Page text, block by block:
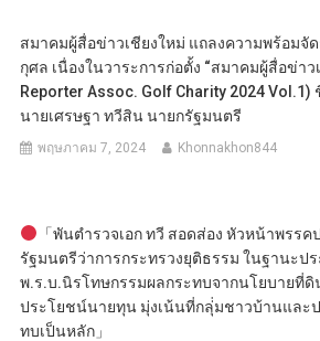
สมาคมผู้สื่อข่าวเชียงใหม่ แถลงความพร้อมจั
กุศล เนื่องในวาระการก่อตั้ง “สมาคมผู้สื่อข่าว
Reporter Assoc. Golf Charity 2024 Vol.1)
นายเศรษฐา ทวีสิน นายกรัฐมนตรี
พฤษภาคม 7, 2024 Khonnakhon844
「พันตำรวจเอก ทวี สอดส่อง หัวหน้าพรร
รัฐมนตรีว่าการกระทรวงยุติธรรม ในฐานะป
พ.ร.บ.นิรโทษกรรมผลกระทบจากนโยบายที่ดิ
ประโยชน์นายทุน มุ่งเน้นที่กลุ่่มชาวบ้านและ
ทบเป็นหลัก」